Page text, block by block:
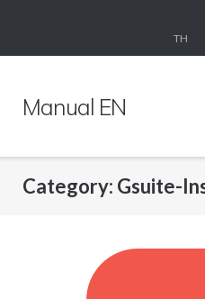
content
TH
Manual EN
Category: Gsuite-